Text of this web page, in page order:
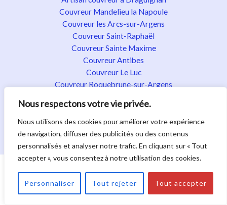
Nous respectons votre vie privée.
Nous utilisons des cookies pour améliorer votre expérience
de navigation, diffuser des publicités ou des contenus
personnalisés et analyser notre trafic. En cliquant sur « Tout
accepter », vous consentez à notre utilisation des cookies.
Personnaliser Tout rejeter Tout accepter
Couvreur Mandelieu la Napoule
Couvreur les Arcs-sur-Argens
Couvreur Saint-Raphaël
Couvreur Sainte Maxime
Couvreur Antibes
Couvreur Le Luc
Couvreur Roquebrune-sur-Argens
Couvreur Fayence
Couvreur Flayosc
Couvreur Golfe de Saint-Tropez
site |Nos activités